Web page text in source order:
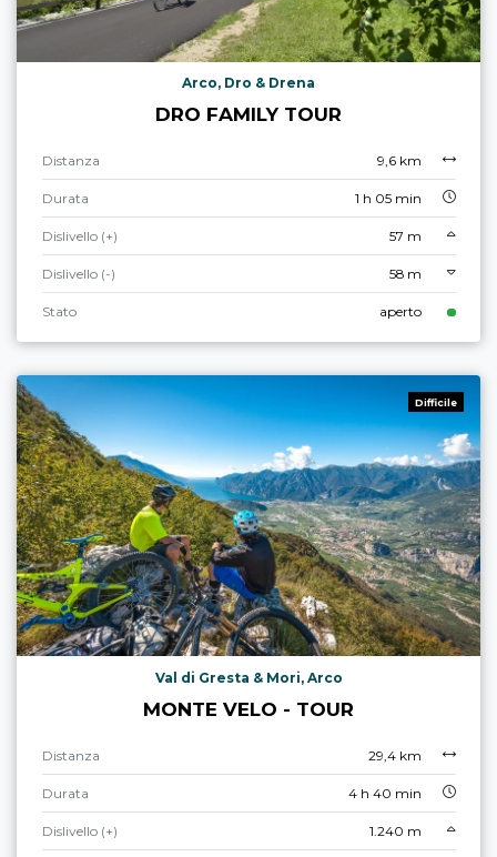
Arco, Dro & Drena
DRO FAMILY TOUR
Distanza 9,6 km
Durata 1 h 05 min
Dislivello (+) 57 m
Dislivello (-) 58 m
Stato aperto
Difficile
Val di Gresta & Mori, Arco
MONTE VELO - TOUR
Distanza 29,4 km
Durata 4 h 40 min
Dislivello (+) 1.240 m